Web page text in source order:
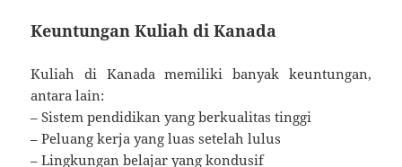
Keuntungan Kuliah di Kanada
Kuliah di Kanada memiliki banyak keuntungan,
antara lain:
– Sistem pendidikan yang berkualitas tinggi
– Peluang kerja yang luas setelah lulus
– Lingkungan belajar yang kondusif